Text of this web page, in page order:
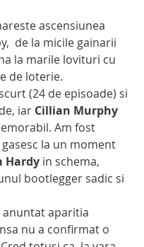
de la micile gainarii
la marile lovituri cu
de loterie.
(24 de episoade) si
iar Cillian Murphy
Am fost
la un moment
Hardy in schema,
bootlegger sadic si
nu a confirmat o